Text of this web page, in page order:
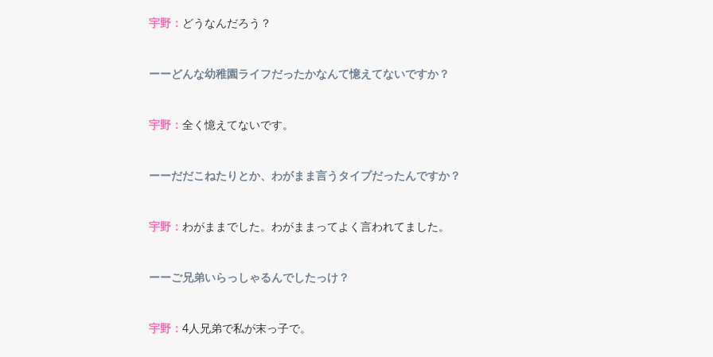
宇野： どうなんだろう？
ーーどんな幼稚園ライフだったかなんて憶えてないですか？
宇野： 全く憶えてないです。
ーーだだこねたりとか、わがまま言うタイプだったんですか？
宇野： わがままでした。わがままってよく言われてました。
ーーご兄弟いらっしゃるんでしたっけ？
宇野： 4人兄弟で私が末っ子で。